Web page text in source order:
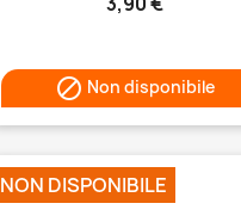
 Non disponibile
NON DISPONIBILE